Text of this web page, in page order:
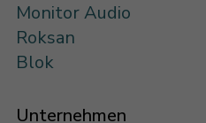
Monitor Audio
Roksan
Blok
Unternehmen